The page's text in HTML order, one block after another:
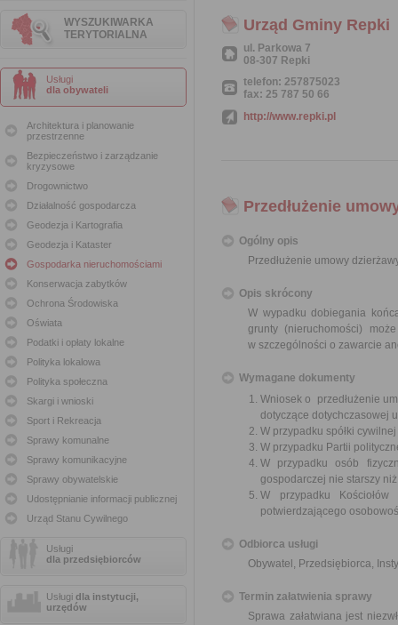
WYSZUKIWARKA
TERYTORIALNA
Usługi
dla obywateli
Architektura i planowanie
przestrzenne
Bezpieczeństwo i zarządzanie
kryzysowe
Drogownictwo
Działalność gospodarcza
Geodezja i Kartografia
Geodezja i Kataster
Gospodarka nieruchomościami
Konserwacja zabytków
Ochrona Środowiska
Oświata
Podatki i opłaty lokalne
Polityka lokalowa
Polityka społeczna
Skargi i wnioski
Sport i Rekreacja
Sprawy komunalne
Sprawy komunikacyjne
Sprawy obywatelskie
Udostępnianie informacji publicznej
Urząd Stanu Cywilnego
Usługi
dla przedsiębiorców
Usługi dla instytucji,
urzędów
Urząd Gminy Repki
ul. Parkowa 7
08-307 Repki
telefon: 257875023
fax: 25 787 50 66
http://www.repki.pl
Przedłużenie
Ogólny opis
Przedłużenie umowy
Opis skrócony
W wypadku dobiegania
grunty (nieruchomości)
w szczególności o zawarcie
Wymagane dokumenty
Wniosek o przedłużenie
dotyczące dotychczasowej
W przypadku spółki
W przypadku Partii
W przypadku osób
gospodarczej nie starszy
W przypadku
potwierdzającego
Odbiorca usługi
Obywatel, Przedsiębiorca,
Termin załatwienia sprawy
Sprawa załatwiana jest